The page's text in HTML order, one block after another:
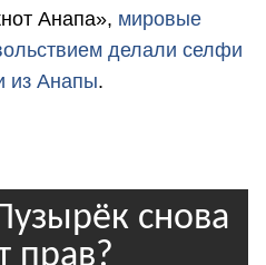
Анапа», мировые
делали селфи
из Анапы.